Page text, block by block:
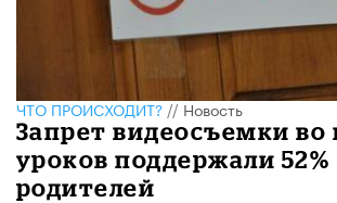
ЧТО ПРОИСХОДИТ?//Новость
Запрет видеосъемки во
уроков поддержали 52%
родителей